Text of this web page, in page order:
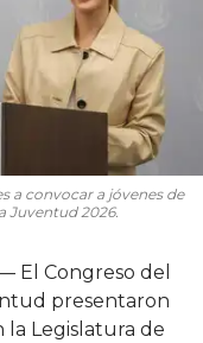
a convocar a jóvenes de
Juventud 2026.
El Congreso del
presentaron
la Legislatura de